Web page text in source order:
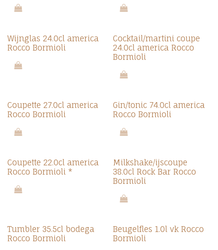
Wijnglas 24.0cl america
Rocco Bormioli
Cocktail/martini coupe
24.0cl america Rocco
Bormioli
Coupette 27.0cl america
Rocco Bormioli
Gin/tonic 74.0cl america
Rocco Bormioli
Coupette 22.0cl america
Rocco Bormioli *
Milkshake/ijscoupe
38.0cl Rock Bar Rocco
Bormioli
Tumbler 35.5cl bodega
Rocco Bormioli
Beugelfles 1.0l vk Rocco
Bormioli